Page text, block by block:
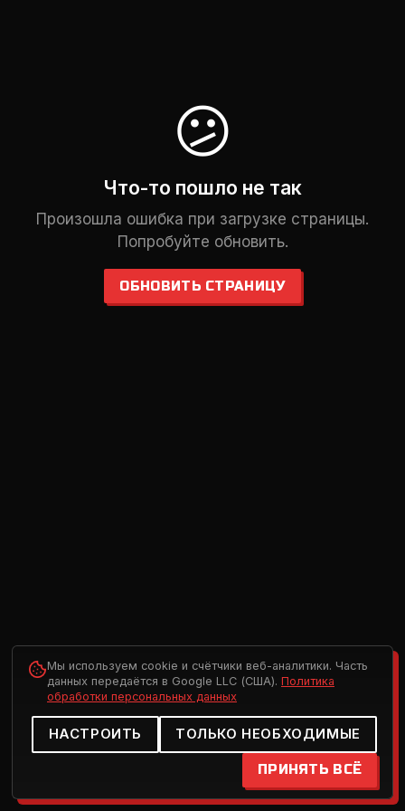
😕
Что-то пошло не так
Произошла ошибка при загрузке страницы.
Попробуйте обновить.
ОБНОВИТЬ СТРАНИЦУ
Мы используем cookie и счётчики веб-аналитики. Часть
данных передаётся в Google LLC (США). Политика
обработки персональных данных
НАСТРОИТЬ ТОЛЬКО НЕОБХОДИМЫЕ
ПРИНЯТЬ ВСЁ